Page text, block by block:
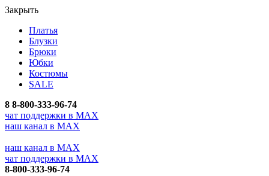
Закрыть
Платья
Блузки
Брюки
Юбки
Костюмы
SALE
8 8-800-333-96-74
чат поддержки в MAX
наш канал в MAX
наш канал в MAX
чат поддержки в MAX
8-800-333-96-74